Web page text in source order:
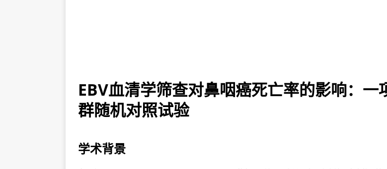
EBV血清学筛查对鼻咽癌死亡率的影响：一
群随机对照试验
学术背景